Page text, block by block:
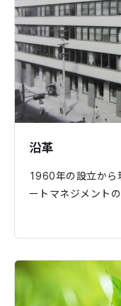
沿革
1960年の設立から
ートマネジメント